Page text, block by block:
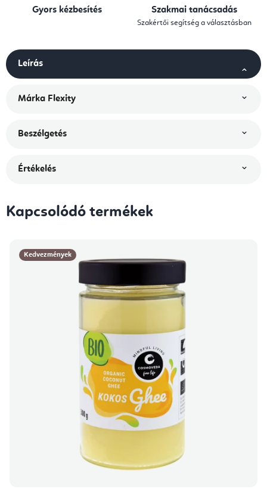
Gyors kézbesítés Szakmai tanácsadás
Szakértői segítség a választásban
Leírás
Márka Flexity
Beszélgetés
Értékelés
Kapcsolódó termékek
Kedvezmények